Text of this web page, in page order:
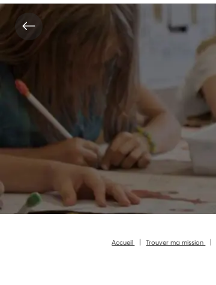
Accueil Trouver ma mission